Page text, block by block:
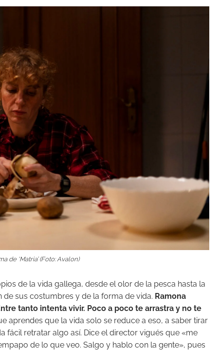
de ‘Matria’ (Foto: Avalon)
de la vida gallega, desde el olor de la pesca hasta la
sus costumbres y de la forma de vida. Ramona
tanto intenta vivir. Poco a poco te arrastra y no te
aprendes que la vida solo se reduce a eso, a saber tirar
fácil retratar algo así. Dice el director vigués que «me
de lo que veo. Salgo y hablo con la gente», pues